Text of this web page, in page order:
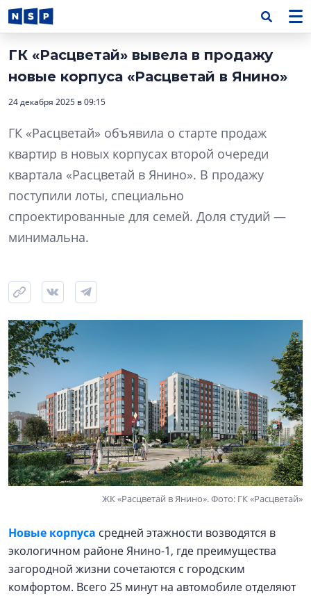
ГК «Расцветай» вывела в продажу
новые корпуса «Расцветай в Янино»
24 декабря 2025 в 09:15
ГК «Расцветай» объявила о старте продаж
квартир в новых корпусах второй очереди
квартала «Расцветай в Янино». В продажу
поступили лоты, специально
спроектированные для семей. Доля студий —
минимальна.
ЖК «Расцветай в Янино». Фото: ГК «Расцветай»
Новые корпуса средней этажности возводятся в
экологичном районе Янино-1, где преимущества
загородной жизни сочетаются с городским
комфортом. Всего 25 минут на автомобиле отделяют